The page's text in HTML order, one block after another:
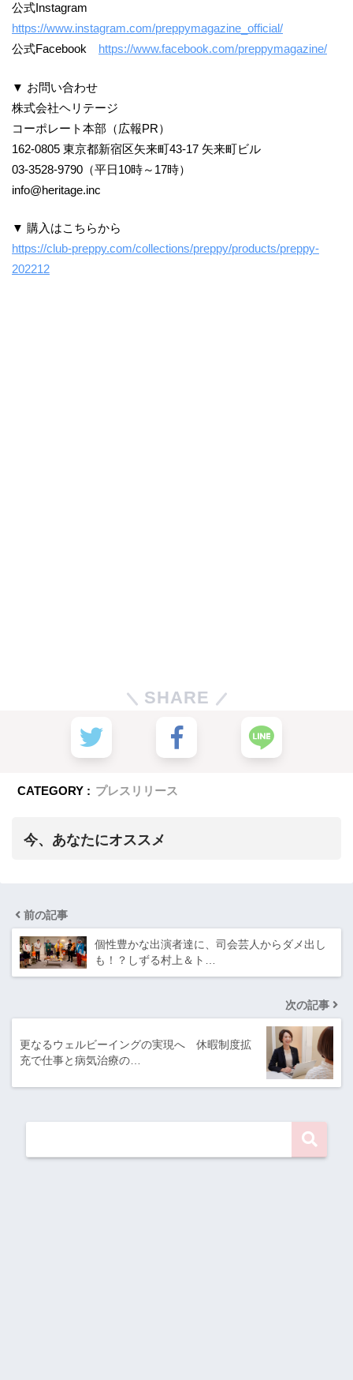
公式Instagram
https://www.instagram.com/preppymagazine_official/
公式Facebook
https://www.facebook.com/preppymagazine/
▼ お問い合わせ
株式会社ヘリテージ
コーポレート本部（広報PR）
162-0805 東京都新宿区矢来町43-17 矢来町ビル
03-3528-9790（平日10時～17時）
info@heritage.inc
▼ 購入はこちらから
https://club-preppy.com/collections/preppy/products/preppy-
202212
SHARE
CATEGORY : プレスリリース
今、あなたにオススメ
前の記事
個性豊かな出演者達に、司会芸人からダメ出し
も！？しずる村上＆ト…
次の記事
更なるウェルビーイングの実現へ 休暇制度拡
充で仕事と病気治療の…